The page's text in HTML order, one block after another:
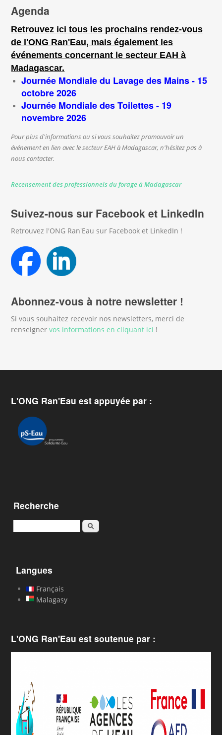
Agenda
Retrouvez ici tous les prochains rendez-vous
de l'ONG Ran'Eau, mais également les
événements concernant le secteur EAH à
Madagascar.
Journée Mondiale du Lavage des Mains - 15
octobre 2026
Journée Mondiale des Toilettes - 19
novembre 2026
Pour plus d'informations ou si vous souhaitez promouvoir un
événement en lien avec le secteur EAH à Madagascar, n'hésitez pas à
nous contacter.
Recensement des professionnels du forage à Madagascar
Suivez-nous sur Facebook et LinkedIn
Retrouvez l'ONG Ran'Eau sur Facebook et LinkedIn !
Abonnez-vous à notre newsletter !
Si vous souhaitez recevoir nos newsletters, merci de
renseignervos informations en cliquant ici !
L'ONG Ran'Eau est appuyée par :
Recherche
Rechercher
Langues
Français
Malagasy
L'ONG Ran'Eau est soutenue par :